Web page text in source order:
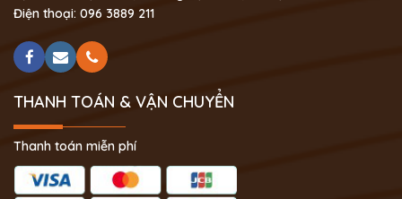
Điện thoại: 096 3889 211
THANH TOÁN & VẬN CHUYỂN
Thanh toán miễn phí